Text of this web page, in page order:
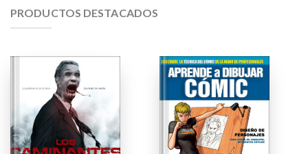
PRODUCTOS DESTACADOS